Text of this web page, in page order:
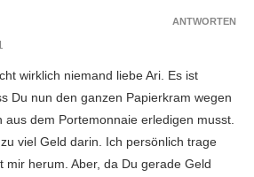
wirklich niemand liebe Ari. Es ist
Du nun den ganzen Papierkram wegen
aus dem Portemonnaie erledigen musst.
viel Geld darin. Ich persönlich trage
mir herum. Aber, da Du gerade Geld
ANTWORTEN